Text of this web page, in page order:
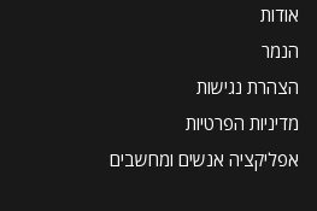
אודות
הנמר
הצהרת נגישות
מדיניות הפרטיות
אפליקציה אנשים ומחשבים